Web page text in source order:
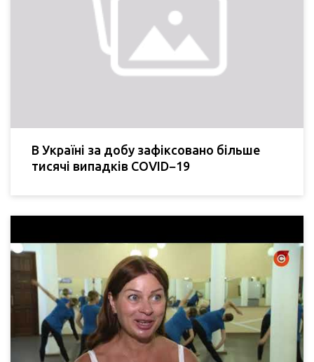
В Україні за добу зафіксовано більше
тисячі випадків COVID−19